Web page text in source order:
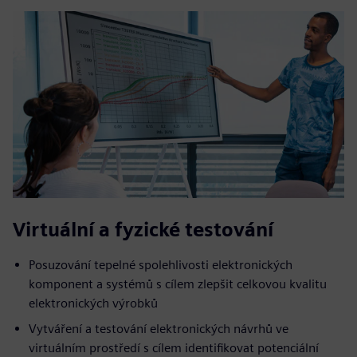
Virtuální a fyzické testování
Posuzování tepelné spolehlivosti elektronických
komponent a systémů s cílem zlepšit celkovou kvalitu
elektronických výrobků
Vytváření a testování elektronických návrhů ve
virtuálním prostředí s cílem identifikovat potenciální